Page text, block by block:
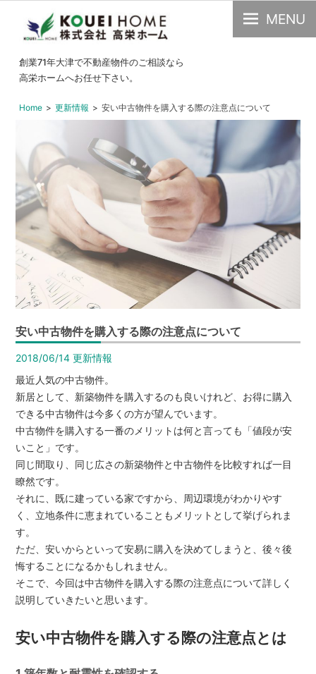
大
津
の
動
産・
中
古
物
件
の
こ
と
は
【イ
エ
ス
テ
ー
シ
ョ
ン
高
栄
ホ
ー
ム】
創業71年大津で不動産物件のご相談なら
高栄ホームへお任せ下さい。
MENU
Home 更新情報 安い中古物件を購入する際の注意点について
安い中古物件を購入する際の注意点について
2018/06/14 更新情報
最近人気の中古物件。
新居として、新築物件を購入するのも良いけれど、お得に購入
できる中古物件は今多くの方が望んでいます。
中古物件を購入する一番のメリットは何と言っても「値段が安
いこと」です。
同じ間取り、同じ広さの新築物件と中古物件を比較すれば一目
瞭然です。
それに、既に建っている家ですから、周辺環境がわかりやす
く、立地条件に恵まれていることもメリットとして挙げられま
す。
ただ、安いからといって安易に購入を決めてしまうと、後々後
悔することになるかもしれません。
そこで、今回は中古物件を購入する際の注意点について詳しく
説明していきたいと思います。
安い中古物件を購入する際の注意点とは